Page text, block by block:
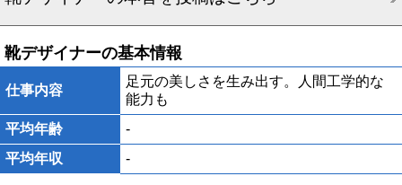
靴デザイナーの基本情報
仕事内容
足元の美しさを生み出す。人間工学的な
能力も
平均年齢
-
平均年収
-